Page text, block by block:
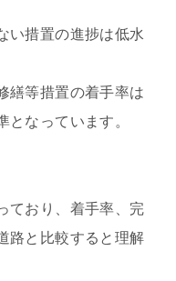
い措置の進捗は低水
繕等措置の着手率は
となっています。
ており、着手率、完
路と比較すると理解